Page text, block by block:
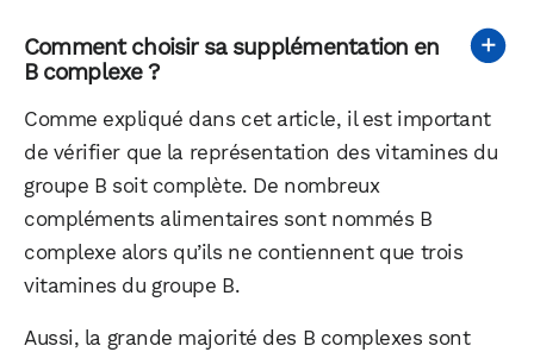
Comment choisir sa supplémentation en
B complexe ?
Comme expliqué dans cet article, il est important
de vérifier que la représentation des vitamines du
groupe B soit complète. De nombreux
compléments alimentaires sont nommés B
complexe alors qu’ils ne contiennent que trois
vitamines du groupe B.
Aussi, la grande majorité des B complexes sont